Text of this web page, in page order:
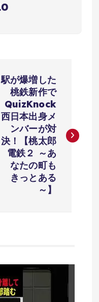
駅が爆増した
桃鉄新作で
QuizKnock
西日本出身メ
ンバーが対
決！【桃太郎
電鉄２ ～あ
なたの町も
きっとある
～】